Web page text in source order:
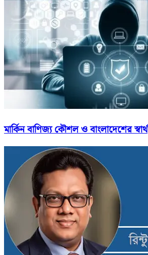
মার্কিন বাণিজ্য কৌশল ও বাংলাদেশের স্বার্থ